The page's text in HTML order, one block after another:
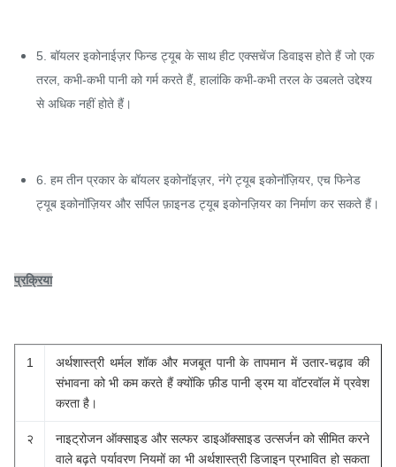
5. बॉयलर इकोनाईज़र फिन्ड ट्यूब के साथ हीट एक्सचेंज डिवाइस होते हैं जो एक
तरल, कभी-कभी पानी को गर्म करते हैं, हालांकि कभी-कभी तरल के उबलते उद्देश्य
से अधिक नहीं होते हैं।
6. हम तीन प्रकार के बॉयलर इकोनॉइज़र, नंगे ट्यूब इकोनॉज़ियर, एच फिनेड
ट्यूब इकोनॉज़ियर और सर्पिल फ़ाइनड ट्यूब इकोनज़ियर का निर्माण कर सकते हैं।
प्रक्रिया
1
अर्थशास्त्री थर्मल शॉक और मजबूत पानी के तापमान में उतार-चढ़ाव की
संभावना को भी कम करते हैं क्योंकि फ़ीड पानी ड्रम या वॉटरवॉल में प्रवेश
करता है।
२
नाइट्रोजन ऑक्साइड और सल्फर डाइऑक्साइड उत्सर्जन को सीमित करने
वाले बढ़ते पर्यावरण नियमों का भी अर्थशास्त्री डिजाइन प्रभावित हो सकता